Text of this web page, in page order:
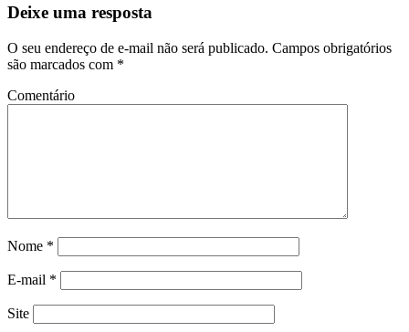
Deixe uma resposta
O seu endereço de e-mail não será publicado. Campos obrigatórios
são marcados com *
Comentário
Nome *
E-mail *
Site